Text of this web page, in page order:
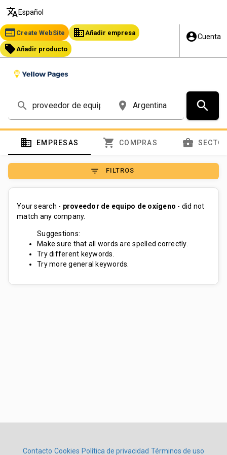
translate Español
web Create WebSite business Añadir empresa
local_offer Añadir producto
account_circleCuenta
search place search
domain EMPRESAS shopping_cart COMPRAS business_center
filter_list FILTROS
Your search - proveedor de equipo de oxígeno - did not
match any company.
Suggestions:
Make sure that all words are spelled correctly.
Try different keywords.
Try more general keywords.
Contacto Cookies Política de privacidad Términos de uso